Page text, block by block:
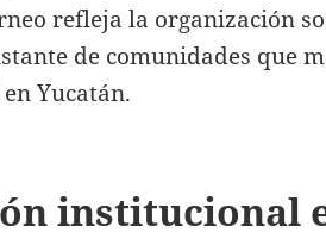
refleja la organización
de comunidades que
Yucatán.
institucional